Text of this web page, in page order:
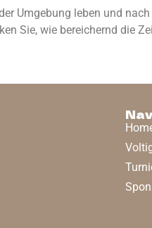
Umgebung leben und
Sie, wie bereichernd die